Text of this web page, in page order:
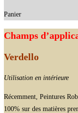
Panier
Champs
Verdello
Utilisation en intérieure
Récemment, Peintures
100% sur des matières